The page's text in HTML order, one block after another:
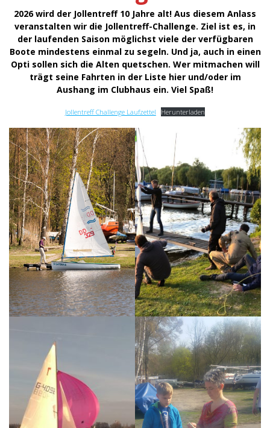
2026 wird der Jollentreff 10 Jahre alt! Aus diesem Anlass
veranstalten wir die Jollentreff-Challenge. Ziel ist es, in
der laufenden Saison möglichst viele der verfügbaren
Boote mindestens einmal zu segeln. Und ja, auch in einen
Opti sollen sich die Alten quetschen. Wer mitmachen will
trägt seine Fahrten in der Liste hier und/oder im
Aushang im Clubhaus ein. Viel Spaß!
Jollentreff Challenge Laufzettel Herunterladen